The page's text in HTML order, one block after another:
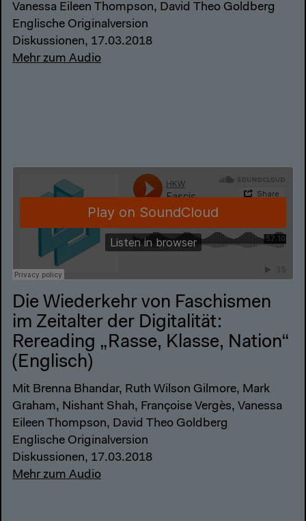
Vanessa Eileen Thompson, David Theo Goldberg
Englische Originalversion
Diskussionen, 17.03.2018
Mehr zum Audio
Die Wiederkehr von Faschismen
im Zeitalter der Digitalität:
Rereading „Rasse, Klasse, Nation“
(Englisch)
Mit Brenna Bhandar, Ruth Wilson Gilmore, Mark
Graham, Nishant Shah, Françoise Vergès, Vanessa
Eileen Thompson, David Theo Goldberg
Englische Originalversion
Diskussionen, 17.03.2018
Mehr zum Audio